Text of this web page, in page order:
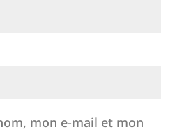
mon e-mail et mon